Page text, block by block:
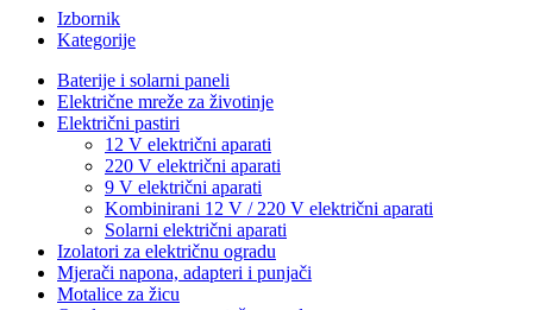
Izbornik
Kategorije
Baterije i solarni paneli
Električne mreže za životinje
Električni pastiri
12 V električni aparati
220 V električni aparati
9 V električni aparati
Kombinirani 12 V / 220 V električni aparati
Solarni električni aparati
Izolatori za električnu ogradu
Mjerači napona, adapteri i punjači
Motalice za žicu